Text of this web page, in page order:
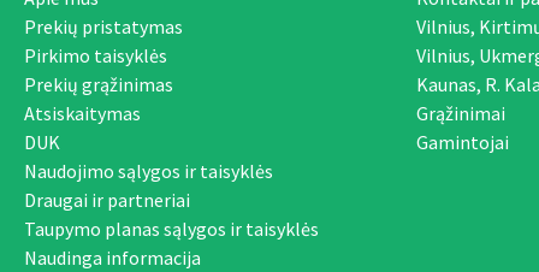
Prekių pristatymas
Pirkimo taisyklės
Prekių grąžinimas
Atsiskaitymas
DUK
Naudojimo sąlygos ir taisyklės
Draugai ir partneriai
Taupymo planas sąlygos ir taisyklės
Naudinga informacija
Vilnius,
Vilnius,
Kaunas, R.
Grąžinimai
Gamintojai